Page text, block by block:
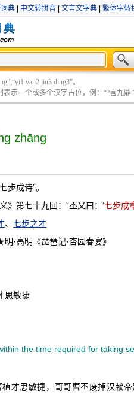
典 中文转拼音 文言文字典 繁体字转
yan2 jiu3 ding3”。
示一个或多个汉字占位，例：“?言九鼎”
zhāng
步成诗”。
》第七十九回：“丕又曰：‘七步成
、 七步之才
·高明《琵琶记·杏园春宴》
思敏捷
the time required for taking
才思敏捷，哥哥曹丕废掉汉献